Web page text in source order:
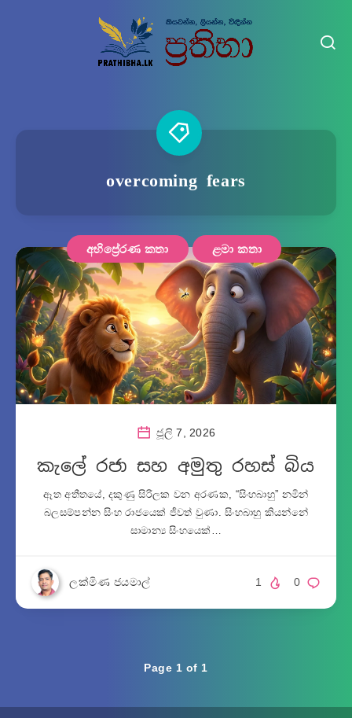
overcoming fears
අභිප්‍රේරණ කතා ළමා කතා
ජූලි 7, 2026
කැලේ රජා සහ අමුතු රහස් බිය
ඈත අතීතයේ, දකුණු සිරිලක වන අරණක, “සිංහබාහු” නමින්
බලසම්පන්න සිංහ රාජයෙක් ජීවත් වුණා. සිංහබාහු කියන්නේ
සාමාන්‍ය සිංහයෙක්…
ලක්මිණ ජයමාල් 0
1
Page 1 of 1